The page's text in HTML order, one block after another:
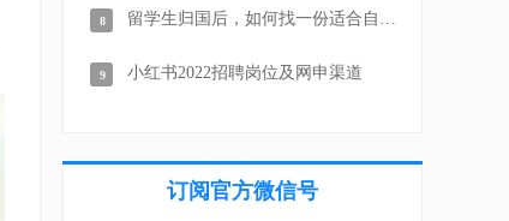
留学生归国后，如何找一份适合自己的工作？
小红书2022招聘岗位及网申渠道
8
9
订阅官方微信号